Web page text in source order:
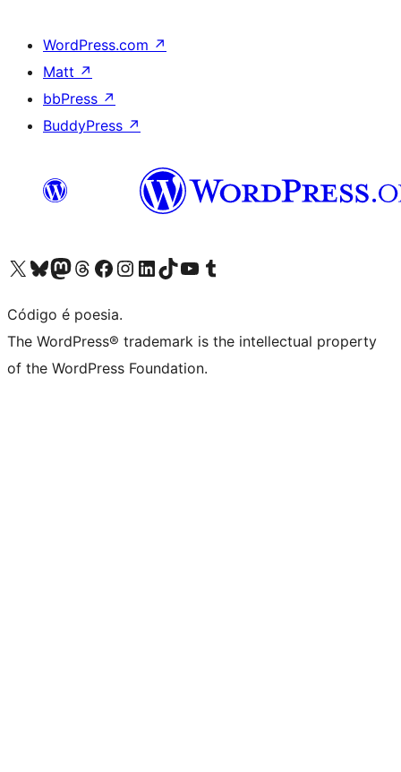
WordPress.com ↗
Matt ↗
bbPress ↗
BuddyPress ↗
Visite a nossa conta X (antigo Twitter)
Visit our Bluesky account
Visit our Mastodon account
Visit our Threads account
Visite a nossa página do Facebook
Visite a nossa conta no Instagram
Visite a nossa conta no LinkedIn
Visit our TikTok account
Visit our YouTube channel
Visit our Tumblr account
Código é poesia.
The WordPress® trademark is the intellectual property
of the WordPress Foundation.